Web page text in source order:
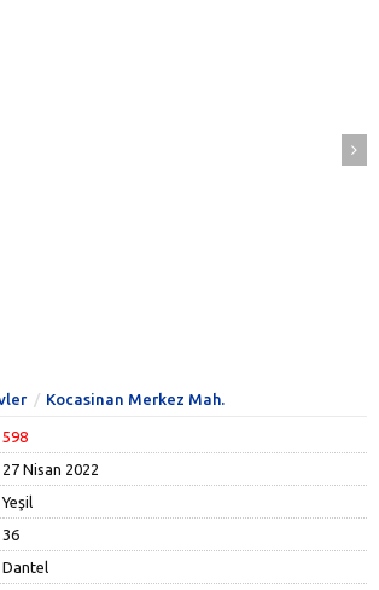
Kocasinan Merkez Mah.
598
27 Nisan 2022
Yeşil
36
Dantel